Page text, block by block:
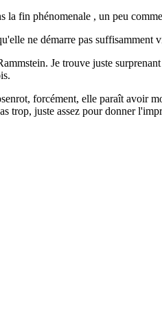
la fin phénomenale , un peu
ne démarre pas suffisamment
Je trouve juste
forcément, elle paraît avoir
trop, juste assez pour donner